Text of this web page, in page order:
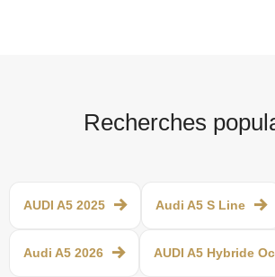
Recherches
AUDI A5 2025 Audi A5 S Line
Audi A5 2026 AUDI A5 Hybride